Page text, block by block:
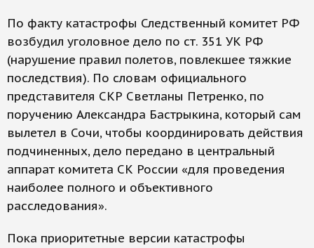
По факту катастрофы Следственный комитет РФ
возбудил уголовное дело по ст. 351 УК РФ
(нарушение правил полетов, повлекшее тяжкие
последствия). По словам официального
представителя СКР Светланы Петренко, по
поручению Александра Бастрыкина, который сам
вылетел в Сочи, чтобы координировать действия
подчиненных, дело передано в центральный
аппарат комитета СК России «для проведения
наиболее полного и объективного
расследования».
Пока приоритетные версии катастрофы